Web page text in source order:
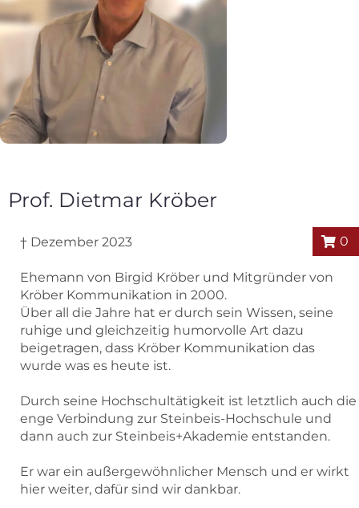
0
Prof. Dietmar Kröber
† Dezember 2023
Ehemann von Birgid Kröber und Mitgründer von
Kröber Kommunikation in 2000.
Über all die Jahre hat er durch sein Wissen, seine
ruhige und gleichzeitig humorvolle Art dazu
beigetragen, dass Kröber Kommunikation das
wurde was es heute ist.
Durch seine Hochschultätigkeit ist letztlich auch die
enge Verbindung zur Steinbeis-Hochschule und
dann auch zur Steinbeis+Akademie entstanden.
Er war ein außergewöhnlicher Mensch und er wirkt
hier weiter, dafür sind wir dankbar.